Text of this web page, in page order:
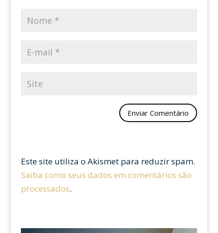
Este site utiliza o Akismet para reduzir spam.
Saiba como seus dados em comentários são
processados.